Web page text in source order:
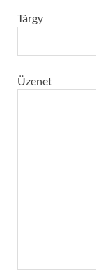
Tárgy
Üzenet